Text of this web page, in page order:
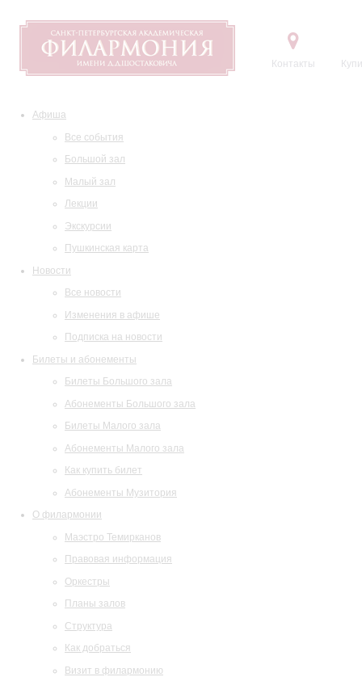
Контакты
Афиша
Все события
Большой зал
Малый зал
Лекции
Экскурсии
Пушкинская карта
Новости
Все новости
Изменения в афише
Подписка на новости
Билеты и абонементы
Билеты Большого зала
Абонементы Большого зала
Билеты Малого зала
Абонементы Малого зала
Как купить билет
Абонементы Музитория
О филармонии
Маэстро Темирканов
Правовая информация
Оркестры
Планы залов
Структура
Как добраться
Визит в филармонию